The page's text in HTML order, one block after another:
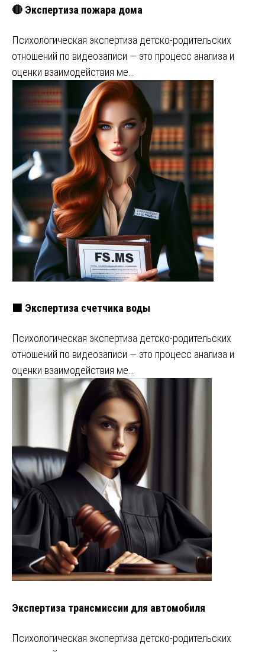
🔴 Экспертиза пожара дома
Психологическая экспертиза детско-родительских
отношений по видеозаписи — это процесс анализа и
оценки взаимодействия ме…
🟩 Экспертиза счетчика воды
Психологическая экспертиза детско-родительских
отношений по видеозаписи — это процесс анализа и
оценки взаимодействия ме…
Экспертиза трансмиссии для автомобиля
Психологическая экспертиза детско-родительских